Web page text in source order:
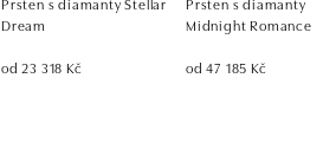
Dream
od 23 318 Kč
Midnight Romance
od 47 185 Kč